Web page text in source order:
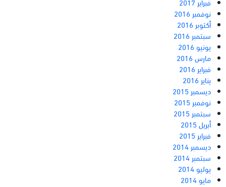
نوفمبر 2016
أكتوبر 2016
سبتمبر 2016
يونيو 2016
مارس 2016
فبراير 2016
يناير 2016
ديسمبر 2015
نوفمبر 2015
سبتمبر 2015
أبريل 2015
فبراير 2015
ديسمبر 2014
سبتمبر 2014
يوليو 2014
مايو 2014